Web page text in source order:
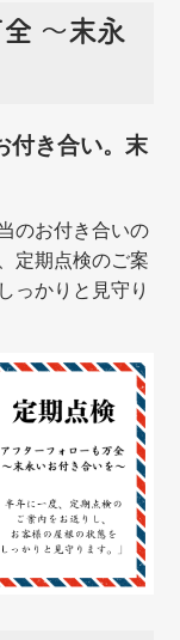
～末永
付き合い。末
のお付き合いの
定期点検のご案
っかりと見守り